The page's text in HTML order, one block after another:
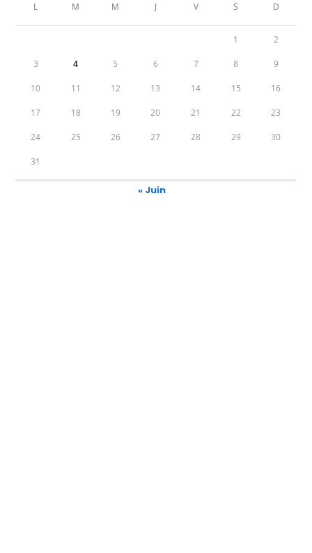
L M M J V S D
1 2
3 4 5 6 7 8 9
10 11 12 13 14 15 16
17 18 19 20 21 22 23
24 25 26 27 28 29 30
31
« Juin